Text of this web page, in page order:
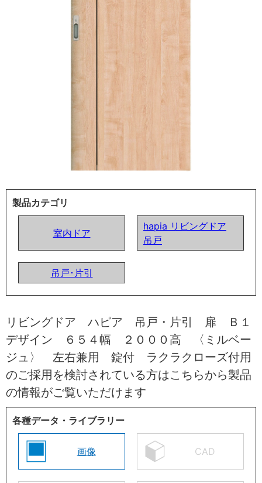
製品カテゴリ
室内ドア
hapia リビングドア
吊戸
吊戸･片引
リビングドア ハピア 吊戸・片引 扉 Ｂ１
デザイン ６５４幅 ２０００高 〈ミルベー
ジュ〉 左右兼用 錠付 ラクラクローズ付用
のご採用を検討されている方はこちらから製品
の情報がご覧いただけます
各種データ・ライブラリー
画像 CAD